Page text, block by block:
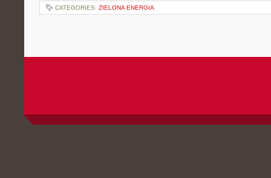
CATEGORIES: ZIELONA ENERGIA